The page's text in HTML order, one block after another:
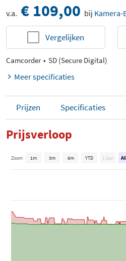
v.a. € 109,00 bij Kamera-
Vergelijken
Camcorder SD (Secure Digital)
Meer specificaties
Prijzen Specificaties
Prijsverloop
Zoom 1m 3m 6m YTD 1 jaar